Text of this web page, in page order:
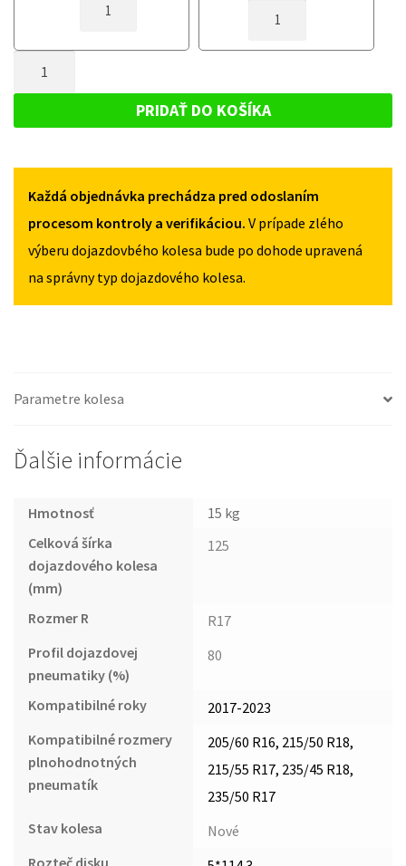
DOJAZDOVÉ
HYUNDAI
2017-
125/80R17
DOJAZDOVÉ
2017-
2023
HYUNDAI
2023
125/80R17
5X114,3
PRIDAŤ DO KOŠÍKA
Každá objednávka prechádza pred odoslaním
procesom kontroly a verifikáciou. V prípade zlého
výberu dojazdovbého kolesa bude po dohode upravená
na správny typ dojazdového kolesa.
Parametre kolesa
Ďalšie informácie
Hmotnosť
15 kg
Celková šírka
dojazdového kolesa
(mm)
125
Rozmer R
R17
Profil dojazdovej
pneumatiky (%)
80
Kompatibilné roky
2017-2023
Kompatibilné rozmery
plnohodnotných
pneumatík
205/60 R16, 215/50 R18,
215/55 R17, 235/45 R18,
235/50 R17
Stav kolesa
Nové
Rozteč disku